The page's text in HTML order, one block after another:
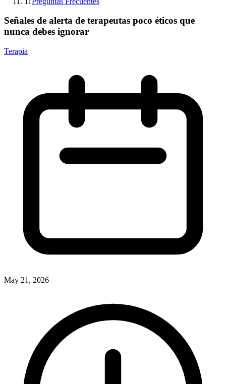
Señales de alerta de terapeutas poco éticos que
nunca debes ignorar
Terapia
May 21, 2026